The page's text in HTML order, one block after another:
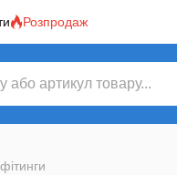
Розпродаж